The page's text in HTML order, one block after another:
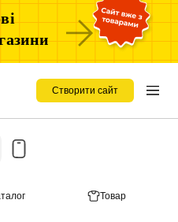
Створити сайт
Товар